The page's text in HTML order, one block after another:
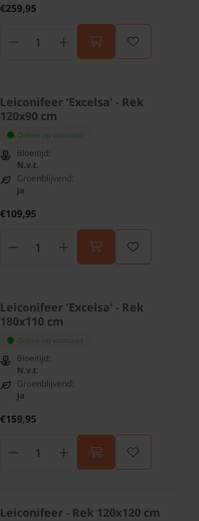
€259,95
Leiconifeer 'Excelsa' - Rek
120x90 cm
Online op voorraad
Bloeitijd:
N.v.t.
Groenblijvend:
Ja
€109,95
Leiconifeer 'Excelsa' - Rek
180x110 cm
Online op voorraad
Bloeitijd:
N.v.t.
Groenblijvend:
Ja
€159,95
Leiconifeer - Rek 120x120 cm